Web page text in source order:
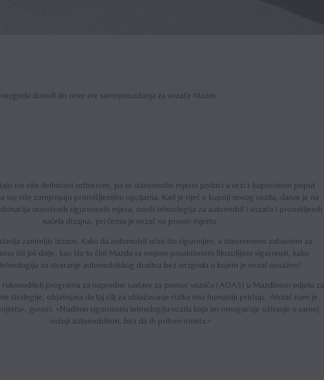
dovodi do nove ere samopouzdanja za vozače Mazde.
sve više definirani softverom, pa se staromodni mjerni podaci u vezi s kupovinom poput
sve više zamjenjuju promišljenijim opcijama. Kad je riječ o kupnji novog vozila, danas je na
usavršenih sigurnosnih mjera, novih tehnologija za automobil i vozača i promišljenih
načela dizajna, pri čemu je vozač na prvom mjestu.
zanimljiv izazov. Kako da automobil učini što sigurnijim, a istovremeno zabavnim za
išli još dalje, kao što to čini Mazda sa svojom proaktivnom filozofijom sigurnosti, kako
za stvaranje automobilskog društva bez nezgoda u kojem je vozač osnažen?
rukovoditelj programa za napredne sustave za pomoć vozaču (ADAS) u Mazdinom odjelu za
strategije, objašnjava da taj cilj za ublažavanje rizika ima humaniji pristup. »Vozač nam je
govori. »Nudimo sigurnosnu tehnologiju vozila koja im omogućuje uživanje u samoj
vožnji automobilom, bez da ih pritom ometa.«